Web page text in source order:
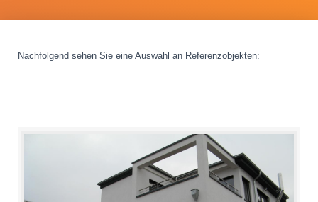
Nachfolgend sehen Sie eine Auswahl an Referenzobjekten: